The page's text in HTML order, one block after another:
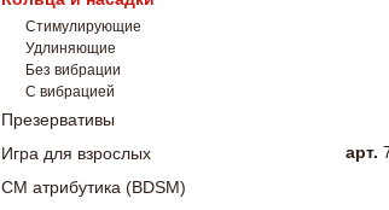
Стимулирующие
Удлиняющие
Без вибрации
С вибрацией
Презервативы
Игра для взрослых
СМ атрибутика (BDSM)
арт.